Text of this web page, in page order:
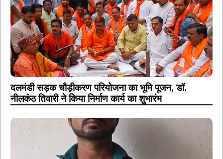
दलमंडी सड़क चौड़ीकरण परियोजना का भूमि पूजन, डॉ.
नीलकंठ तिवारी ने किया निर्माण कार्य का शुभारंभ